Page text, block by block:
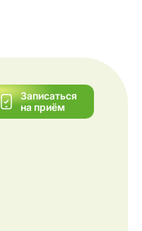
Записаться
на приём